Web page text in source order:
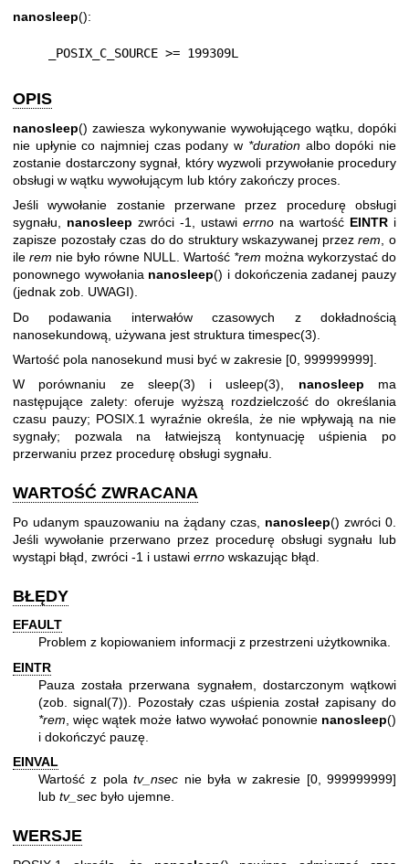
nanosleep():
    _POSIX_C_SOURCE >= 199309L
OPIS
nanosleep() zawiesza wykonywanie wywołującego wątku, dopóki
nie upłynie co najmniej czas podany w *durationalbo dopóki nie
zostanie dostarczony sygnał, który wyzwoli przywołanie procedury
obsługi w wątku wywołującym lub który zakończy proces.
Jeśli wywołanie zostanie przerwane przez procedurę obsługi
sygnału, nanosleep zwróci -1, ustawi errno na wartość EINTR i
zapisze pozostały czas do do struktury wskazywanej przezrem, o
ile rem nie było równe NULL. Wartość *rem można wykorzystać do
ponownego wywołania nanosleep() i dokończenia zadanej pauzy
(jednak zob. UWAGI).
Do podawania interwałów czasowych z dokładnością
nanosekundową, używana jest struktura timespec(3)
Wartość pola nanosekund musi być w zakresie [0, 999999999].
W porównaniu ze sleep(3) iusleep(3), nanosleep ma
następujące zalety: oferuje wyższą rozdzielczość do określania
czasu pauzy; POSIX.1 wyraźnie określa, że nie wpływają na nie
sygnały; pozwala na łatwiejszą kontynuację uśpienia po
przerwaniu przez procedurę obsługi sygnału.
WARTOŚĆ ZWRACANA
Po udanym spauzowaniu na żądany czas, nanosleep() zwróci 0.
Jeśli wywołanie przerwano przez procedurę obsługi sygnału lub
wystąpi błąd, zwróci -1 i ustawi errno wskazując błąd.
BŁĘDY
EFAULT
Problem z kopiowaniem informacji z przestrzeni użytkownika.
EINTR
Pauza została przerwana sygnałem, dostarczonym wątkowi
(zob.signal(7)). Pozostały czas uśpienia został zapisany do
*rem , więc wątek może łatwo wywołać ponownie nanosleep()
i dokończyć pauzę.
EINVAL
Wartość z polatv_nsec nie była w zakresie [0, 999999999]
lub tv_sec było ujemne.
WERSJE